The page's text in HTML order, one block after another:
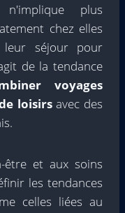
n'implique plus
chez elles
leur séjour pour
de la tendance
voyages
loisirsavec des
être et aux soins
les tendances
celles liées au